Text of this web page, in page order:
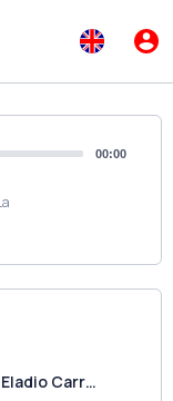
00:00
Carr…